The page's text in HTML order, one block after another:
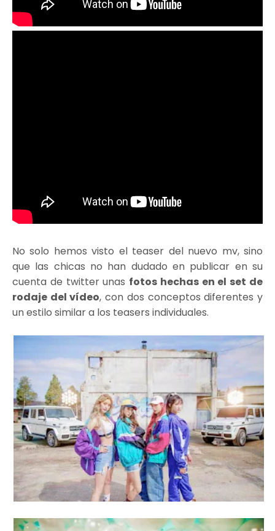
No solo hemos visto el teaser del nuevo mv, sino
que las chicas no han dudado en publicar en su
cuenta de twitter unas fotos hechas en el set de
rodaje del vídeo, con dos conceptos diferentes y
un estilo similar a los teasers individuales.